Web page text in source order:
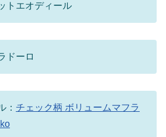
トエオディール
ドーロ
： チェック柄 ボリュームマフラ